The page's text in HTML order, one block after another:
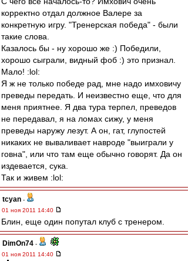
корректно отдал должное Валере за
конкретную игру. "Тренерская победа" - были
такие слова.
Казалось бы - ну хорошо же :) Победили,
хорошо сыграли, видный фоб :) это признал.
Мало! :lol:
Я ж не только победе рад, мне надо имховичу
преведы передать. И неизвестно еще, что для
меня приятнее. Я два тура терпел, преведов
не передавал, я на ломах сижу, у меня
преведы наружу лезут. А он, гат, глупостей
никаких не вываливает навроде "выиграли у
говна", или что там еще обычно говорят. Да он
издевается, сука.
Так и живем :lol:
tcyan -
01 ноя 2011 14:40
Блин, еще один попутал клуб с тренером.
DimOn74 -
01 ноя 2011 14:40